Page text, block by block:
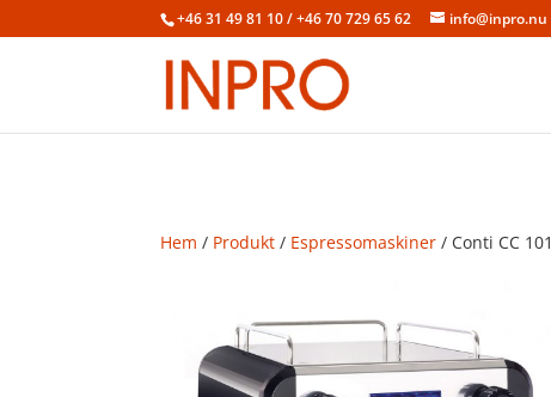
+46 31 49 81 10 / +46 70 729 65 62 info@inpro.nu
Hem / Produkt / Espressomaskiner / Conti CC 101